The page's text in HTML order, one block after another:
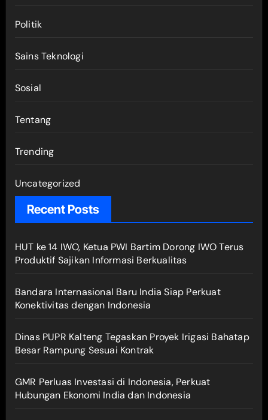
Politik
Sains Teknologi
Sosial
Tentang
Trending
Uncategorized
Recent Posts
HUT ke 14 IWO, Ketua PWI Bartim Dorong IWO Terus
Produktif Sajikan Informasi Berkualitas
Bandara Internasional Baru India Siap Perkuat
Konektivitas dengan Indonesia
Dinas PUPR Kalteng Tegaskan Proyek Irigasi Bahatap
Besar Rampung Sesuai Kontrak
GMR Perluas Investasi di Indonesia, Perkuat
Hubungan Ekonomi India dan Indonesia